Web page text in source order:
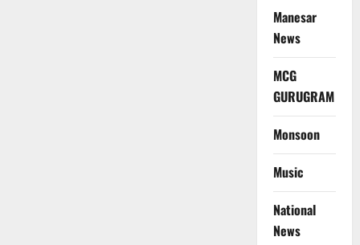
Manesar
News
MCG
GURUGRAM
Monsoon
Music
National
News